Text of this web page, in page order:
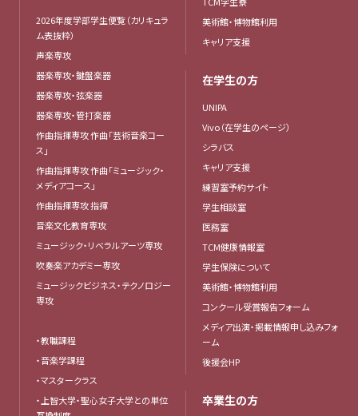
2026年度学部学生便覧（カリキュラ
ム表抜粋）
声楽専攻
器楽専攻・鍵盤楽器
器楽専攻・弦楽器
器楽専攻・管打楽器
作曲指揮専攻 作曲「芸術音楽コー
ス」
作曲指揮専攻 作曲「ミュージック・
メディアコース」
作曲指揮専攻 指揮
音楽文化教育専攻
ミュージック・リベラルアーツ専攻
吹奏楽アカデミー専攻
ミュージックビジネス・テクノロジー
専攻
・教職課程
・音楽学課程
・マスタークラス
・上智大学・聖心女子大学との単位
美術館・博物館利用
キャリア支援
在学生の方
UNIPA
Vivo（在学生のページ）
シラバス
キャリア支援
練習室予約サイト
学生相談室
医務室
TCM健康情報室
学生保険について
美術館・博物館利用
コンクール受賞報告フォーム
メディア出演・掲載情報申し込みフォ
ーム
後援会HP
卒業生の方